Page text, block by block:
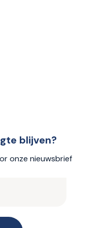
blijven?
onze nieuwsbrief